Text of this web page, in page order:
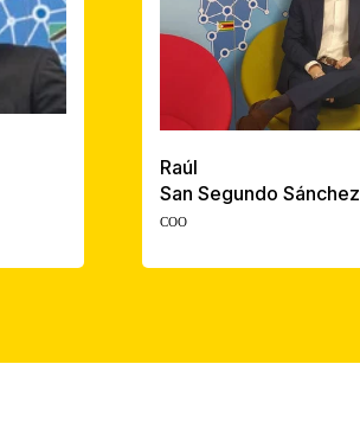
Raúl
San Segundo Sánchez
COO